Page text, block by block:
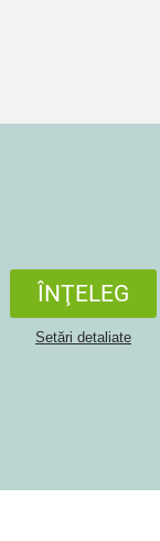
ÎNŢELEG
Setări detaliate